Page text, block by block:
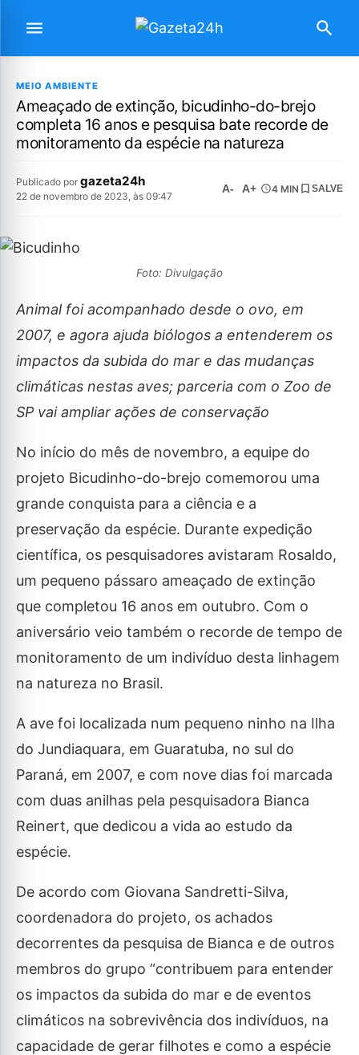
MEIO AMBIENTE
Ameaçado de extinção, bicudinho-do-brejo
completa 16 anos e pesquisa bate recorde de
monitoramento da espécie na natureza
Publicado por gazeta24h
22 de novembro de 2023, às 09:47
A- A+ 4 MIN SALVE
Foto: Divulgação
Animal foi acompanhado desde o ovo, em
2007, e agora ajuda biólogos a entenderem os
impactos da subida do mar e das mudanças
climáticas nestas aves; parceria com o Zoo de
SP vai ampliar ações de conservação
No início do mês de novembro, a equipe do
projeto Bicudinho-do-brejo comemorou uma
grande conquista para a ciência e a
preservação da espécie. Durante expedição
científica, os pesquisadores avistaram Rosaldo,
um pequeno pássaro ameaçado de extinção
que completou 16 anos em outubro. Com o
aniversário veio também o recorde de tempo de
monitoramento de um indivíduo desta linhagem
na natureza no Brasil.
A ave foi localizada num pequeno ninho na Ilha
do Jundiaquara, em Guaratuba, no sul do
Paraná, em 2007, e com nove dias foi marcada
com duas anilhas pela pesquisadora Bianca
Reinert, que dedicou a vida ao estudo da
espécie.
De acordo com Giovana Sandretti-Silva,
coordenadora do projeto, os achados
decorrentes da pesquisa de Bianca e de outros
membros do grupo “contribuem para entender
os impactos da subida do mar e de eventos
climáticos na sobrevivência dos indivíduos, na
capacidade de gerar filhotes e como a espécie